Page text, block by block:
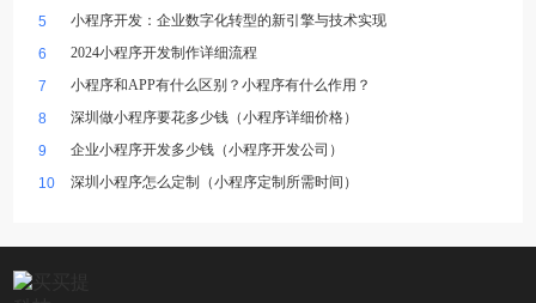
5
小程序开发：企业数字化转型的新引擎与技术实现
6
2024小程序开发制作详细流程
7
小程序和APP有什么区别？小程序有什么作用？
8
深圳做小程序要花多少钱（小程序详细价格）
9
企业小程序开发多少钱（小程序开发公司）
10
深圳小程序怎么定制（小程序定制所需时间）